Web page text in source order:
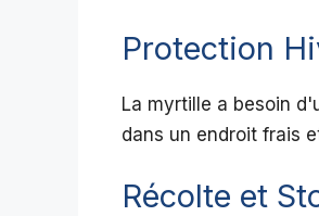
Protection
La myrtille a besoin
dans un endroit frais
Récolte et